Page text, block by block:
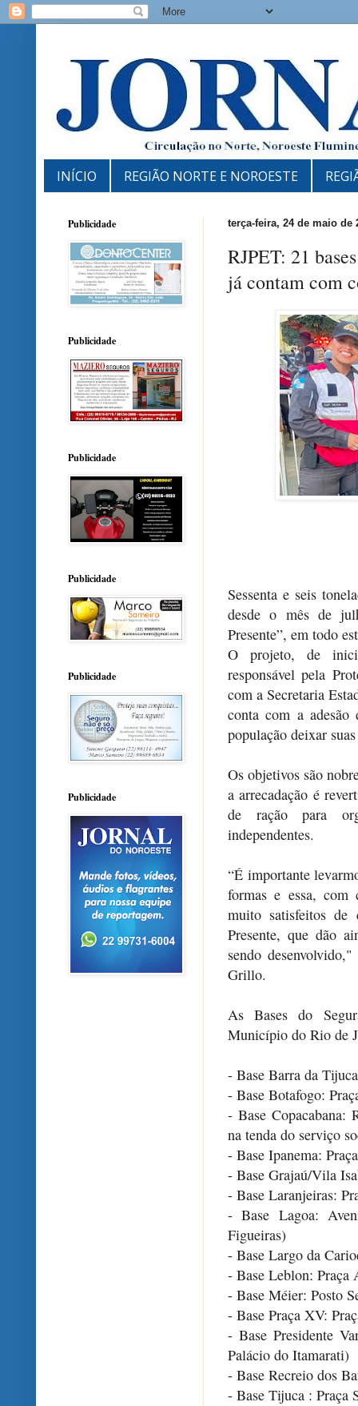
INÍCIO REGIÃO NORTE E NOROESTE
terça-feira, 24 de maio de
RJPET: 21
já contam com
Sessenta e seis
desde o mês de
Presente”, em todo
O projeto, de
responsável pela
com a Secretaria
conta com a
população deixar
Os objetivos são
a arrecadação é
de ração para
independentes.
“É importante
formas e essa, com
muito satisfeitos de
Presente, que dão
sendo
Grillo.
As Bases do
Município do Rio de
- Base Barra da
- Base Botafogo:
- Base Copacabana:
na tenda do serviço
- Base Ipanema:
- Base Grajaú/Vila
- Base Laranjeiras:
- Base Lagoa:
Figueiras)
- Base Largo da
- Base Leblon: Praça
- Base Méier: Posto
- Base Praça XV:
- Base Presidente
Palácio do Itamarati)
- Base Recreio dos
- Base Tijuca : Praça
Publicidade
Publicidade
Publicidade
Publicidade
Publicidade
Publicidade